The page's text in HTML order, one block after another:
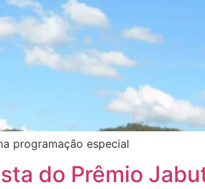
programação especial
do Prêmio